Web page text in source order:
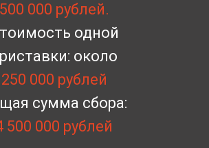
500 000 рублей.
одной
около
250 000 рублей
сумма сбора:
500 000 рублей